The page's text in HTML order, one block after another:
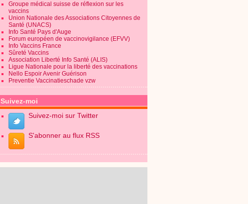
Groupe médical suisse de réflexion sur les
vaccins
Union Nationale des Associations Citoyennes de
Santé (UNACS)
Info Santé Pays d'Auge
Forum européen de vaccinovigilance (EFVV)
Info Vaccins France
Sûreté Vaccins
Association Liberté Info Santé (ALIS)
Ligue Nationale pour la liberté des vaccinations
Nello Espoir Avenir Guérison
Preventie Vaccinatieschade vzw
Suivez-moi
Suivez-moi sur Twitter
S'abonner au flux RSS